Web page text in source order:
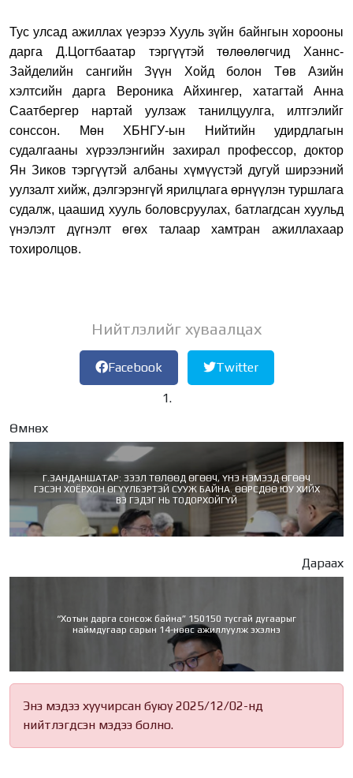
Тус улсад ажиллах үеэрээ Хууль зүйн байнгын хорооны
дарга Д.Цогтбаатар тэргүүтэй төлөөлөгчид Ханнс-
Зайделийн сангийн Зүүн Хойд болон Төв Азийн
хэлтсийн дарга Вероника Айхингер, хатагтай Анна
Саатбергер нартай уулзаж танилцуулга, илтгэлийг
сонссон. Мөн ХБНГУ-ын Нийтийн удирдлагын
судалгааны хүрээлэнгийн захирал профессор, доктор
Ян Зиков тэргүүтэй албаны хүмүүстэй дугуй ширээний
уулзалт хийж, дэлгэрэнгүй ярилцлага өрнүүлэн туршлага
судалж, цаашид хууль боловсруулах, батлагдсан хуульд
үнэлэлт дүгнэлт өгөх талаар хамтран ажиллахаар
тохиролцов.
Нийтлэлийг хуваалцах
Facebook Twitter
Өмнөх
Г.ЗАНДАНШАТАР: ЗЭЭЛ ТӨЛӨӨД ӨГӨӨЧ, ҮНЭ НЭМЭЭД ӨГӨӨЧ
ГЭСЭН ХОЁРХОН ӨГҮҮЛБЭРТЭЙ СУУЖ БАЙНА. ӨӨРСДӨӨ ЮУ ХИЙХ
ВЭ ГЭДЭГ НЬ ТОДОРХОЙГҮЙ
Дараах
“Хотын дарга сонсож байна” 150150 тусгай дугаарыг
наймдугаар сарын 14-нөөс ажиллуулж эхэлнэ
Энэ мэдээ хуучирсан буюу 2025/12/02-нд
нийтлэгдсэн мэдээ болно.